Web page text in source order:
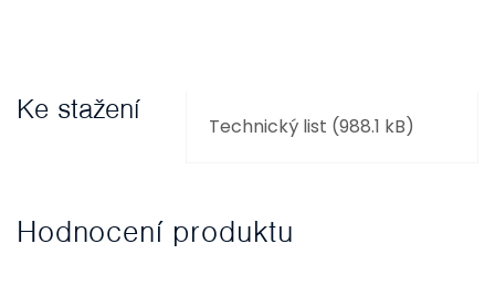
Ke stažení
Technický list (988.1 kB)
Hodnocení produktu